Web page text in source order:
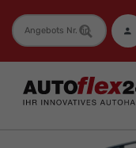
Fahrzeugnummer
Autoflex24
GmbH